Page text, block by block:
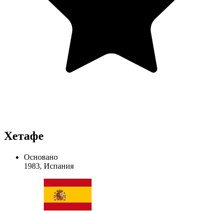
Хетафе
Основано
1983, Испания